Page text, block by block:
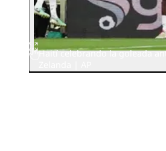
Haití celebrando la goleada